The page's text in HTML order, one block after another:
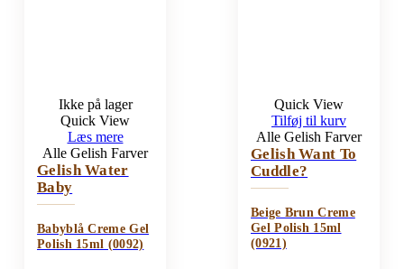
Ikke på lager
Quick View
Læs mere
Alle Gelish Farver
Gelish Water
Baby
Babyblå Creme Gel
Polish 15ml (0092)
Quick View
Tilføj til kurv
Alle Gelish Farver
Gelish Want To
Cuddle?
Beige Brun Creme
Gel Polish 15ml
(0921)